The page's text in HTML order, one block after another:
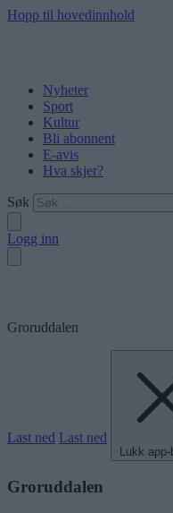
Hopp til hovedinnhold
Nyheter
Sport
Kultur
Bli abonnent
E-avis
Hva skjer?
Søk
Logg inn
Groruddalen
Last ned Last ned
Lukk app-
Groruddalen